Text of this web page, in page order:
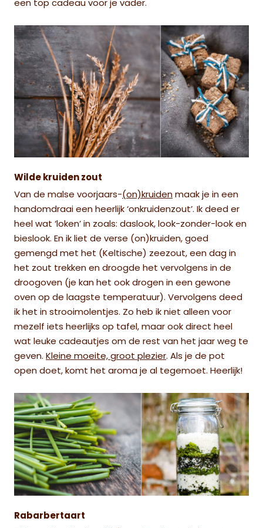
een top cadeau voor je vader.
Wilde kruiden zout
Van de malse voorjaars-(on)kruiden maak je in een
handomdraai een heerlijk ‘onkruidenzout’. Ik deed er
heel wat ‘loken’ in zoals: daslook, look-zonder-look en
bieslook. En ik liet de verse (on)kruiden, goed
gemengd met het (Keltische) zeezout, een dag in
het zout trekken en droogde het vervolgens in de
droogoven (je kan het ook drogen in een gewone
oven op de laagste temperatuur). Vervolgens deed
ik het in strooimolentjes. Zo heb ik niet alleen voor
mezelf iets heerlijks op tafel, maar ook direct heel
wat leuke cadeautjes om de rest van het jaar weg te
geven. Kleine moeite, groot plezier. Als je de pot
open doet, komt het aroma je al tegemoet. Heerlijk!
Rabarbertaart